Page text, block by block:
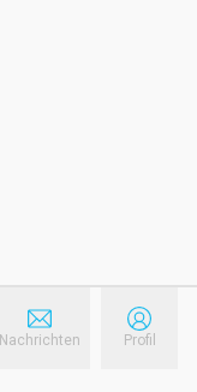
Nachrichten Profil